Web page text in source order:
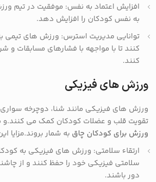
افزایش اعتماد به نفس: موفقیت در تیم
به نفس کودکان را افزایش دهد.
توانایی مدیریت استرس: ورزش های تیمی
کنند تا با مواجهه با فشارهای مسابقات و
کنند.
ورزش های فیزیکی
ورزش های فیزیکی مانند شنا، دوچرخه سواری
تقویت قلب و عضلات کودکان کمک می کنند.و
ورزش برای کودکان چاق به شمار بروند.مزایا
ارتقاء سلامتی: ورزش های فیزیکی به
سلامتی فیزیکی خود را حفظ کنند و از
دور باشند.